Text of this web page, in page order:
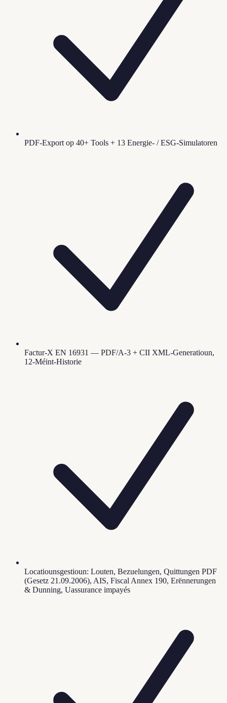
PDF-Export op 40+ Tools + 13 Energie- / ESG-Simulatoren
Factur-X EN 16931 — PDF/A-3 + CII XML-Generatioun,
12-Méint-Historie
Locatiounsgestioun: Louten, Bezuelungen, Quittungen PDF
(Gesetz 21.09.2006), AIS, Fiscal Annex 190, Erënnerungen
& Dunning, Uassurance impayés